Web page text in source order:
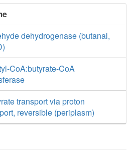
dehydrogenase (butanal,
CoA:butyrate-CoA
transport via proton
reversible (periplasm)